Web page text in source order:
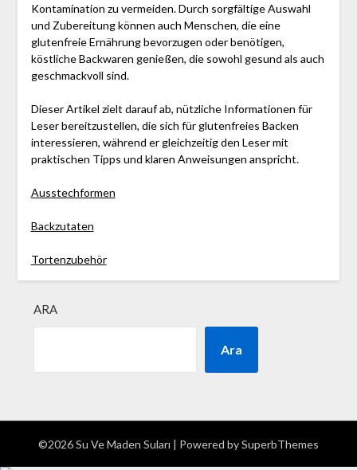
Kontamination zu vermeiden. Durch sorgfältige Auswahl
und Zubereitung können auch Menschen, die eine
glutenfreie Ernährung bevorzugen oder benötigen,
köstliche Backwaren genießen, die sowohl gesund als auch
geschmackvoll sind.
Dieser Artikel zielt darauf ab, nützliche Informationen für
Leser bereitzustellen, die sich für glutenfreies Backen
interessieren, während er gleichzeitig den Leser mit
praktischen Tipps und klaren Anweisungen anspricht.
Ausstechformen
Backzutaten
Tortenzubehör
ARA
Ara
©2026 Su Ve Maden Suları | Powered bySuperbThemes